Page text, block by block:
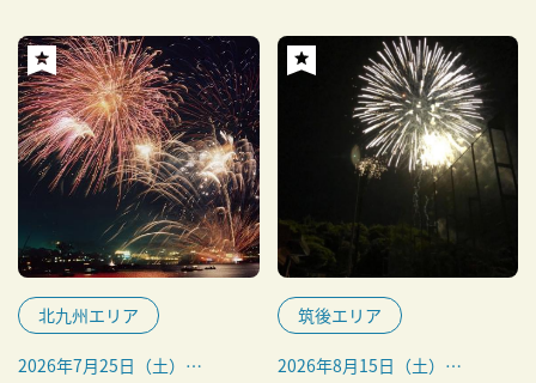
北九州エリア
2026年7月25日（土）
筑後エリア
2026年8月15日（土）